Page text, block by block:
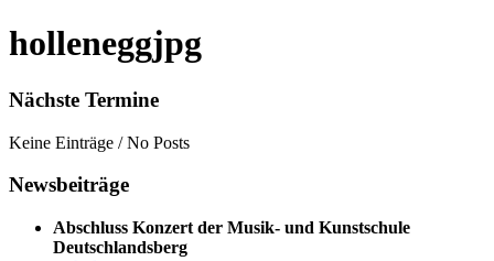
holleneggjpg
Nächste Termine
Keine Einträge / No Posts
Newsbeiträge
Abschluss Konzert der Musik- und Kunstschule
Deutschlandsberg